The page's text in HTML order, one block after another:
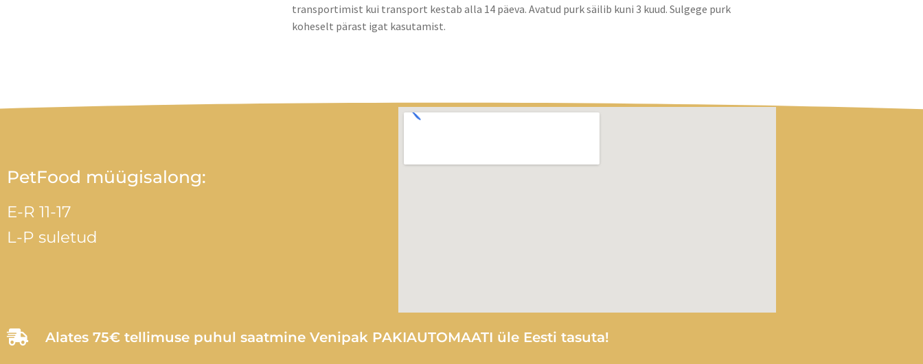
transportimist kui transport kestab alla 14 päeva. Avatud purk säilib kuni 3 kuud. Sulgege purk
koheselt pärast igat kasutamist.
PetFood müügisalong:
E-R 11-17
L-P suletud
Alates 75€ tellimuse puhul saatmine Venipak PAKIAUTOMAATI üle Eesti tasuta!